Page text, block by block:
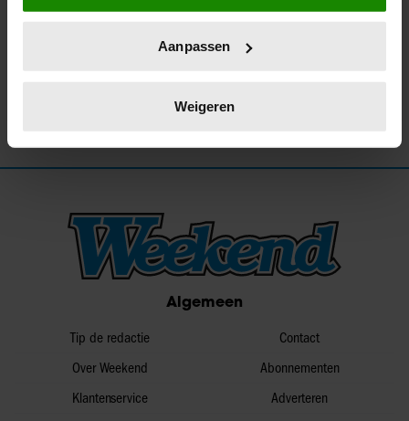
locatie, die tot een paar meter nauwkeurig kan zijn
scannen op specifieke eigenschappen (fingerprinting)
verwerkt en stel uw voorkeuren in het
intrekken in de Cookieverklaring.
personaliseren, om functies voor social media te bieden
en om ons websiteverkeer te analyseren. Ook delen we
informatie over uw gebruik van onze site met onze
partners voor social media, adverteren en analyse. Deze
partners kunnen deze gegevens combineren met andere
verzameld op basis van uw gebruik van hun services. U
gaat akkoord met onze cookies als u onze website blijft
Aanpassen
Weigeren
Algemeen
Tip de redactie
Over Weekend
Klantenservice
Contact
Abonnementen
Adverteren